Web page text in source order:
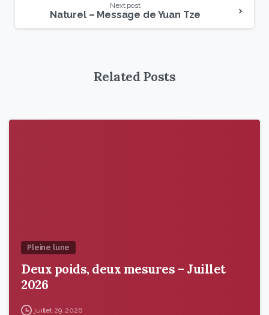
Next post
Naturel – Message de Yuan Tze
Related Posts
Pleine lune
Deux poids, deux mesures – Juillet
2026
juillet 29, 2026